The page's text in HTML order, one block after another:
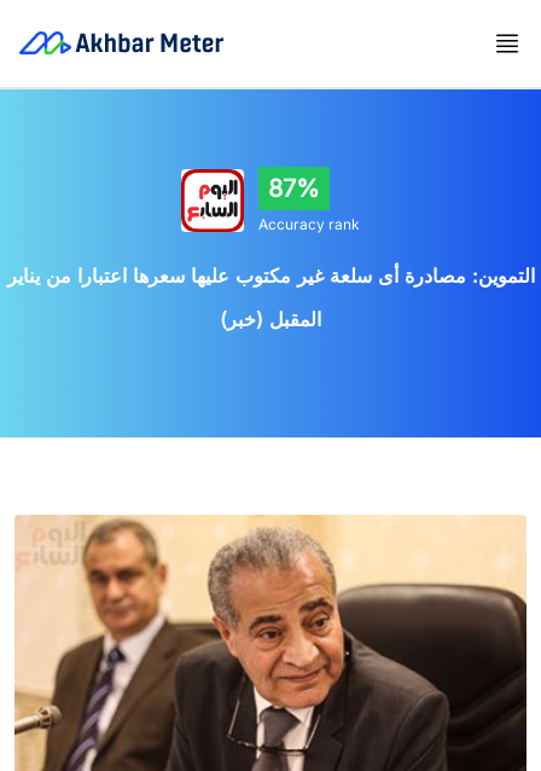
87%
Accuracy rank
التموين: مصادرة أى سلعة غير مكتوب عليها سعرها اعتبارا من يناير
المقبل (خبر)